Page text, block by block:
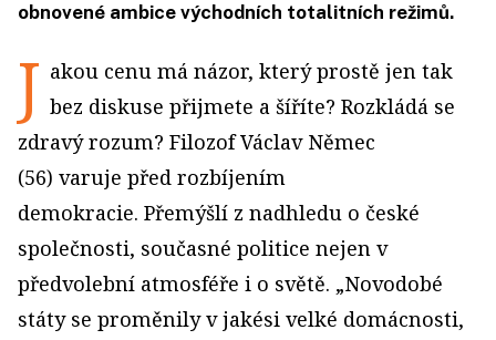
obnovené ambice východních totalitních režimů.
J akou cenu má názor, který prostě jen tak
bez diskuse přijmete a šíříte? Rozkládá se
zdravý rozum? Filozof Václav Němec
(56) varuje před rozbíjením
demokracie. Přemýšlí z nadhledu o české
společnosti, současné politice nejen v
předvolební atmosféře i o světě. „Novodobé
státy se proměnily v jakési velké domácnosti,